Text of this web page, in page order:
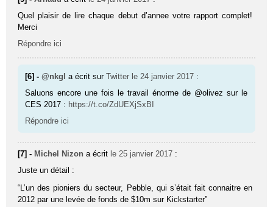
Quel plaisir de lire chaque debut d’annee votre rapport complet!
Merci
Répondre ici
[6] -@nkgl a écrit surTwitter le 24 janvier 2017 :
Saluons encore une fois le travail énorme de @olivez sur le
CES 2017 : https://t.co/ZdUEXjSxBI
Répondre ici
[7] - Michel Nizon a écrit le 25 janvier 2017 :
Juste un détail :
“L’un des pioniers du secteur, Pebble, qui s’était fait connaitre en
2012 par une levée de fonds de $10m sur Kickstarter”